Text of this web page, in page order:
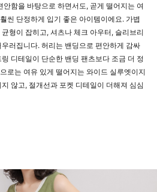
안함을 바탕으로 하면서도, 곧게 떨어지는 여
씬 단정하게 입기 좋은 아이템이에요. 가볍
형이 잡히고, 셔츠나 체크 아우터, 슬리브리
러집니다. 허리는 밴딩으로 편안하게 감싸
디테일이 단순한 밴딩 팬츠보다 조금 더 정
로는 여유 있게 떨어지는 와이드 실루엣이지
않고, 절개선과 포켓 디테일이 더해져 심심